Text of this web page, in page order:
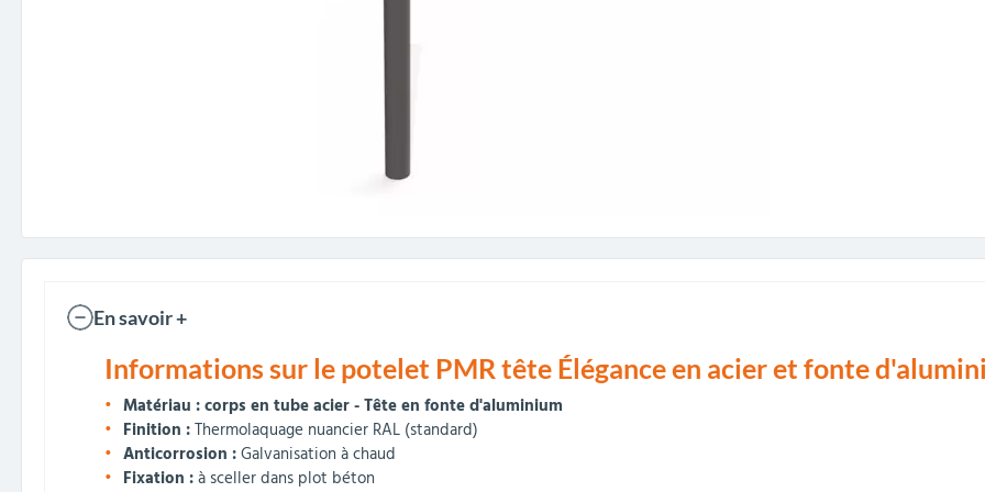
En savoir +
Informations sur le potelet PMR tête Élégance en acier et fonte
Matériau : corps en tube acier - Tête en fonte d'aluminium
Finition :Thermolaquage nuancier RAL (standard)
Anticorrosion :Galvanisation à chaud
Fixation :à sceller dans plot béton